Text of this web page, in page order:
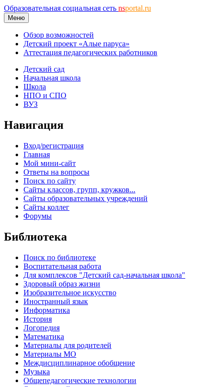
Образовательная социальная сеть nsportal.ru
Меню
Обзор возможностей
Детский проект «Алые паруса»
Аттестация педагогических работников
Детский сад
Начальная школа
Школа
НПО и СПО
ВУЗ
Навигация
Вход/регистрация
Главная
Мой мини-сайт
Ответы на вопросы
Поиск по сайту
Сайты классов, групп, кружков...
Сайты образовательных учреждений
Сайты коллег
Форумы
Библиотека
Поиск по библиотеке
Воспитательная работа
Для комплексов "Детский сад-начальная школа"
Здоровый образ жизни
Изобразительное искусство
Иностранный язык
Информатика
История
Логопедия
Математика
Материалы для родителей
Материалы МО
Междисциплинарное обобщение
Музыка
Общепедагогические технологии